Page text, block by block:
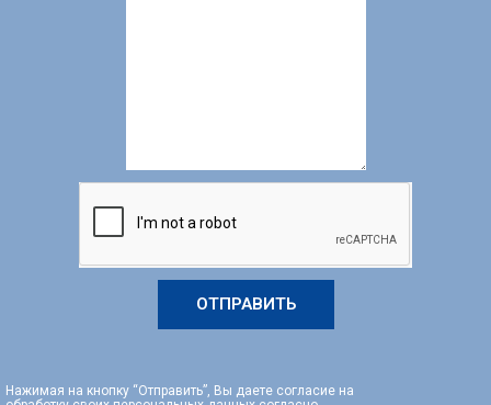
ОТПРАВИТЬ
Нажимая на кнопку “Отправить”, Вы даете согласие на